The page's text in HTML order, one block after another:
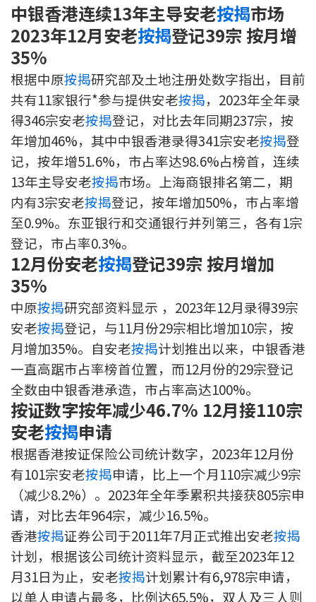
推荐齐齐友赏
按揭工具
按揭计算
转按计算
置业预算
供款年期计算
工商铺按揭计算
印花税计算
免费物业估价
下载中心
按揭全面睇
新闻/研究
公司动态
按市新闻
统计数据库
按揭快趣智识
按揭智库
中银香港连续13年主导安老按揭市场
2023年12月安老按揭登记39宗 按月增
35%
根据中原按揭研究部及土地注册处数字指出，目前
共有11家银行*参与提供安老按揭，2023年全年录
得346宗安老按揭登记，对比去年同期237宗，按
年增加46%，其中中银香港录得341宗安老按揭登
记，按年增51.6%，市占率达98.6%占榜首，连续
13年主导安老按揭市场。上海商银排名第二，期
内有3宗安老按揭登记，按年增加50%，巿占率增
至0.9%。东亚银行和交通银行并列第三，各有1宗
登记，市占率0.3%。
12月份安老按揭登记39宗 按月增加
35%
中原按揭研究部资料显示 ，2023年12月录得39宗
安老按揭登记，与11月份29宗相比增加10宗，按
月增加35%。自安老按揭计划推出以来，中银香港
一直高踞巿占率榜首位置，而12月份的29宗登记
全数由中银香港承造，市占率高达100%。
按证数字按年减少46.7% 12月接110宗
安老按揭申请
根据香港按证保险公司统计数字，2023年12月份
有101宗安老按揭申请，比上一个月110宗减少9宗
（减少8.2%）。2023年全年季累积共接获805宗申
请，对比去年964宗，减少16.5%。
香港按揭证券公司于2011年7月正式推出安老按揭
计划，根据该公司统计资料显示，截至2023年12
月31日为止，安老按揭计划累计有6,978宗申请，
以单人申请占最多，比例达65.5%，双人及三人则